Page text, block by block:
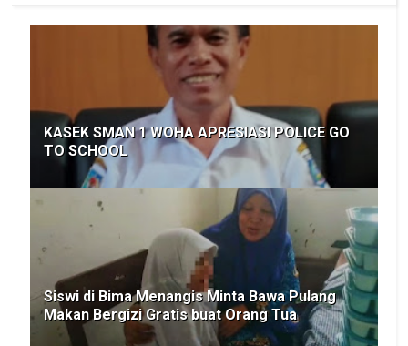
KASEK SMAN 1 WOHA APRESIASI POLICE GO
TO SCHOOL
Siswi di Bima Menangis Minta Bawa Pulang
Makan Bergizi Gratis buat Orang Tua